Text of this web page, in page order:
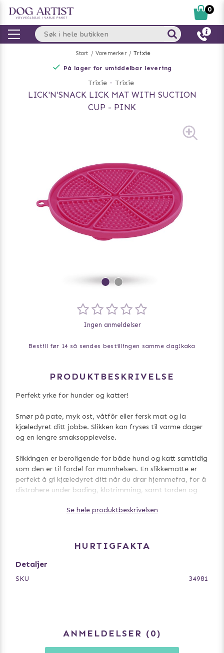
Start Varemerker Trixie
På lager for umiddelbar levering
Trixie - Trixie
LICK'N'SNACK LICK MAT WITH SUCTION
CUP - PINK
Ingen anmeldelser
Bestill før 14 så sendes bestillingen samme dag! kaka
PRODUKTBESKRIVELSE
Perfekt yrke for hunder og katter!
Smør på pate, myk ost, våtfôr eller fersk mat og la
kjæledyret ditt jobbe. Slikken kan fryses til varme dager
og en lengre smaksopplevelse.
Slikkingen er beroligende for både hund og katt samtidig
som den er til fordel for munnhelsen. En slikkematte er
perfekt å gi kjæledyret ditt når du drar hjemmefra, for å
distrahere under bading, klotrimming, samt torden og
Se hele produktbeskrivelsen
HURTIGFAKTA
Detaljer
SKU 34981
ANMELDELSER 0
0